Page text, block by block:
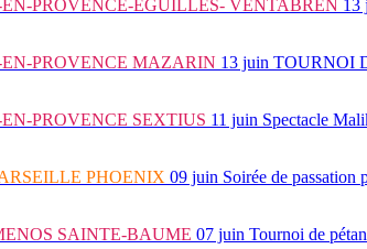
PROVENCE-EGUILLES- VENTABREN 13
PROVENCE MAZARIN 13 juin TOURNOI
PROVENCE SEXTIUS 11 juin Spectacle
PHOENIX 09 juin Soirée de passation
SAINTE-BAUME 07 juin Tournoi de